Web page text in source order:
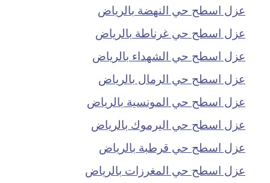
عزل اسطح حي النهضة بالرياض
عزل اسطح حي غرناطة بالرياض
عزل اسطح حي الشهداء بالرياض
عزل اسطح حي الرمال بالرياض
عزل اسطح حي المونسية بالرياض
عزل اسطح حي اليرموك بالرياض
عزل اسطح حي قرطبة بالرياض
عزل اسطح حي المغرزات بالرياض